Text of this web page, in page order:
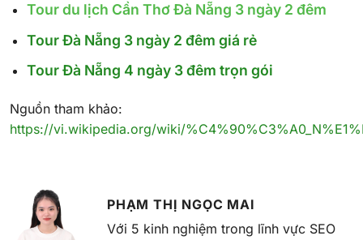
Tour du lịch Cần Thơ Đà Nẵng 3 ngày 2 đêm
Tour Đà Nẵng 3 ngày 2 đêm giá rẻ
Tour Đà Nẵng 4 ngày 3 đêm trọn gói
Nguồn tham khảo:
https://vi.wikipedia.org/wiki/
PHẠM THỊ NGỌC MAI
Với 5 kinh nghiệm trong lĩnh vực SEO